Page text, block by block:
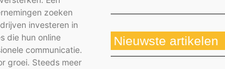
zoeken
investeren in
die hun online
communicatie.
groei. Steeds meer
Nieuwste artikelen